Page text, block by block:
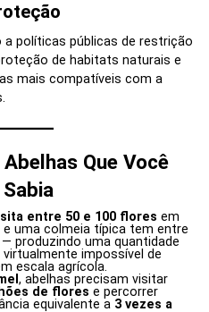
a políticas públicas de restrição
de habitats naturais e
mais compatíveis com a
Que Você
entre 50 e 100 flores em
uma colmeia típica tem entre
produzindo uma quantidade
impossível de
escala agrícola.
, abelhas precisam visitar
de flores e percorrer
equivalente a 3 vezes a